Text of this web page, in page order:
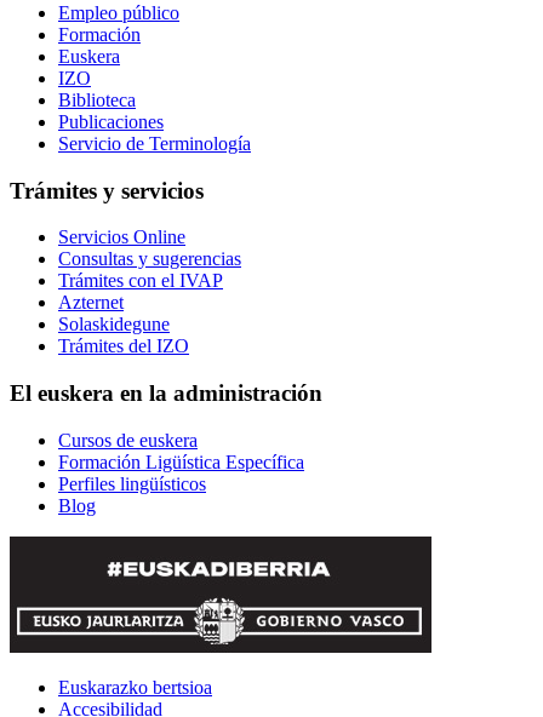
Empleo público
Formación
Euskera
IZO
Biblioteca
Publicaciones
Servicio de Terminología
Trámites y servicios
Servicios Online
Consultas y sugerencias
Trámites con el IVAP
Azternet
Solaskidegune
Trámites del IZO
El euskera en la administración
Cursos de euskera
Formación Ligüística Específica
Perfiles lingüísticos
Blog
Euskarazko bertsioa
Accesibilidad